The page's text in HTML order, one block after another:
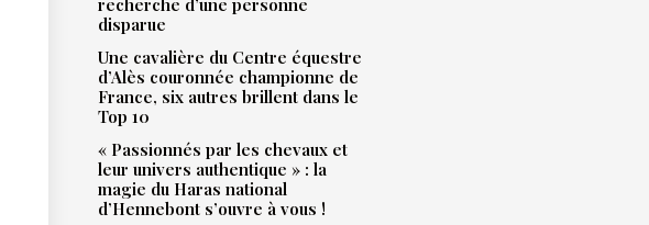
disparue
Une cavalière du Centre équestre
d’Alès couronnée championne de
France, six autres brillent dans le
Top 10
« Passionnés par les chevaux et
leur univers authentique » : la
magie du Haras national
d’Hennebont s’ouvre à vous !